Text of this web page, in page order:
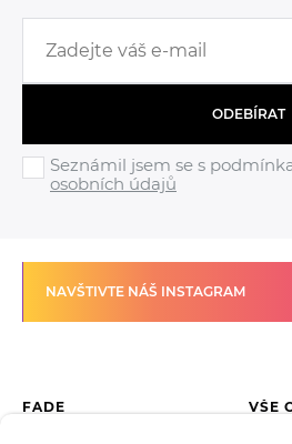
ODEBÍRAT
Seznámil jsem se s
osobních údajů
NAVŠTIVTE NÁŠ INSTAGRAM
FADE
VŠE